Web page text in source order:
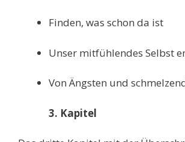
Finden, was schon da ist
Unser mitfühlendes Selbst
Von Ängsten und
3. Kapitel